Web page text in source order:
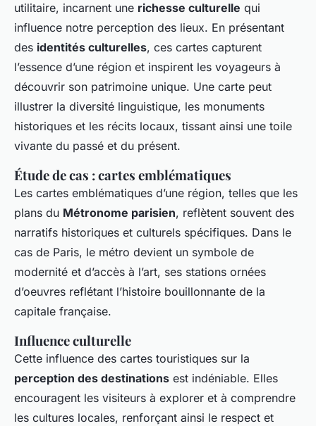
utilitaire, incarnent une richesse culturelle qui
influence notre perception des lieux. En présentant
des identités culturelles, ces cartes capturent
l’essence d’une région et inspirent les voyageurs à
découvrir son patrimoine unique. Une carte peut
illustrer la diversité linguistique, les monuments
historiques et les récits locaux, tissant ainsi une toile
vivante du passé et du présent.
Étude de cas : cartes emblématiques
Les cartes emblématiques d’une région, telles que les
plans du Métronome parisien, reflètent souvent des
narratifs historiques et culturels spécifiques. Dans le
cas de Paris, le métro devient un symbole de
modernité et d’accès à l’art, ses stations ornées
d’oeuvres reflétant l’histoire bouillonnante de la
capitale française.
Influence culturelle
Cette influence des cartes touristiques sur la
perception des destinations est indéniable. Elles
encouragent les visiteurs à explorer et à comprendre
les cultures locales, renforçant ainsi le respect et